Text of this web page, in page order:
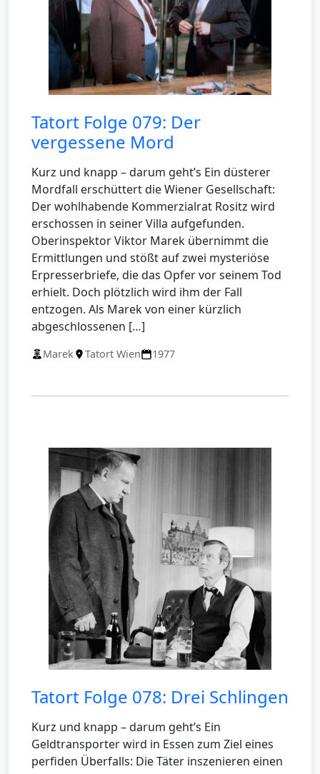
Tatort Folge 079: Der
vergessene Mord
Kurz und knapp – darum geht’s Ein düsterer
Mordfall erschüttert die Wiener Gesellschaft:
Der wohlhabende Kommerzialrat Rositz wird
erschossen in seiner Villa aufgefunden.
Oberinspektor Viktor Marek übernimmt die
Ermittlungen und stößt auf zwei mysteriöse
Erpresserbriefe, die das Opfer vor seinem Tod
erhielt. Doch plötzlich wird ihm der Fall
entzogen. Als Marek von einer kürzlich
abgeschlossenen […]
Marek Tatort Wien 1977
Tatort Folge 078: Drei Schlingen
Kurz und knapp – darum geht’s Ein
Geldtransporter wird in Essen zum Ziel eines
perfiden Überfalls: Die Täter inszenieren einen